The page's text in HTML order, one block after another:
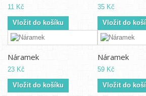
11 Kč
Vložit do košíku
35 Kč
Vložit do
Náramek
23 Kč
Vložit do košíku
Náramek
59 Kč
Vložit do